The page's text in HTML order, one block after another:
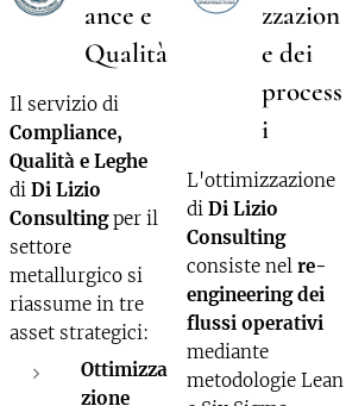
ance e
Qualità
Il servizio di
Compliance,
Qualità e Leghe
diDi Lizio
Consultingper il
settore
metallurgico si
riassume in tre
asset strategici:
Ottimizza
zione
zzazion
e dei
process
i
L'ottimizzazione
diDi Lizio
Consulting
consiste nelre-
engineering dei
flussi operativi
mediante
metodologie Lean